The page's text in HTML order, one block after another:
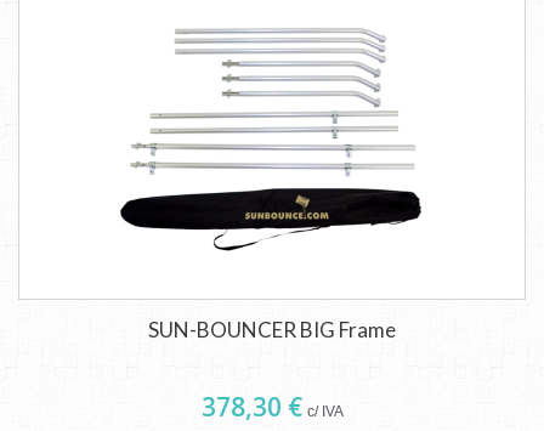
SUN-BOUNCER BIG Frame
378,30 € c/ IVA